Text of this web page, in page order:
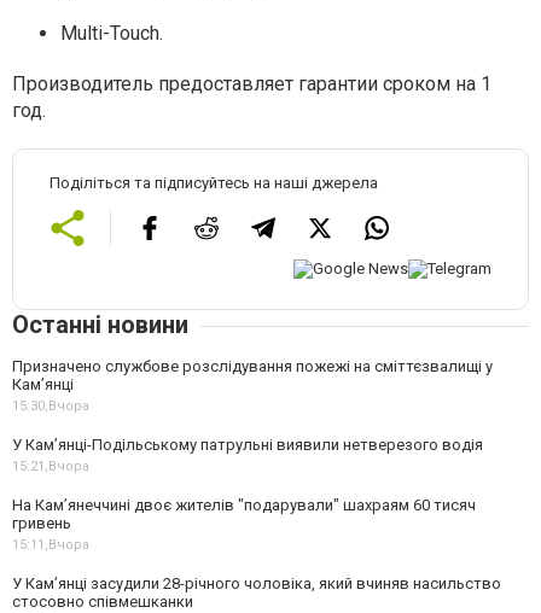
Multi-Touch.
Производитель предоставляет гарантии сроком на 1
год.
Поділіться та підписуйтесь на наші джерела
Останні новини
Призначено службове розслідування пожежі на сміттєзвалищі у
Кам’янці
15:30,Вчора
У Кам’янці-Подільському патрульні виявили нетверезого водія
15:21,Вчора
На Камʼянеччині двоє жителів "подарували" шахраям 60 тисяч
гривень
15:11,Вчора
У Камʼянці засудили 28-річного чоловіка, який вчиняв насильство
стосовно співмешканки